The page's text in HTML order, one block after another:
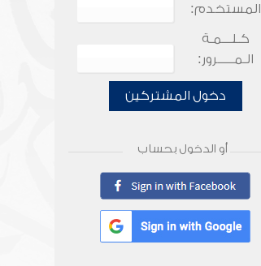
المستخدم:
كـلـــمـة
الـمـــــرور:
دخول المشتركين
أو الدخول بحساب